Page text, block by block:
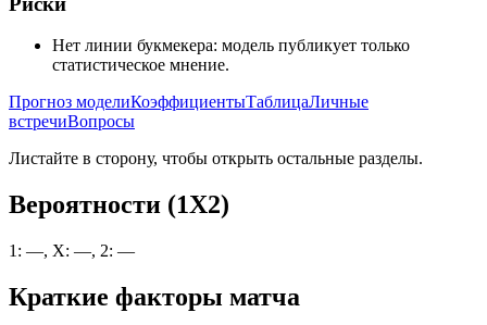
Нет линии букмекера: модель публикует только
статистическое мнение.
Прогноз моделиКоэффициентыТаблицаЛичные
встречиВопросы
Листайте в сторону, чтобы открыть остальные разделы.
Вероятности (1X2)
1: —, X: —, 2: —
Краткие факторы матча